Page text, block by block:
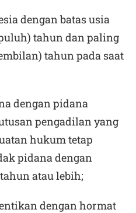
dengan batas usia
tahun dan paling
tahun pada saat
dengan pidana
pengadilan yang
hukum tetap
pidana dengan
atau lebih;
dengan hormat